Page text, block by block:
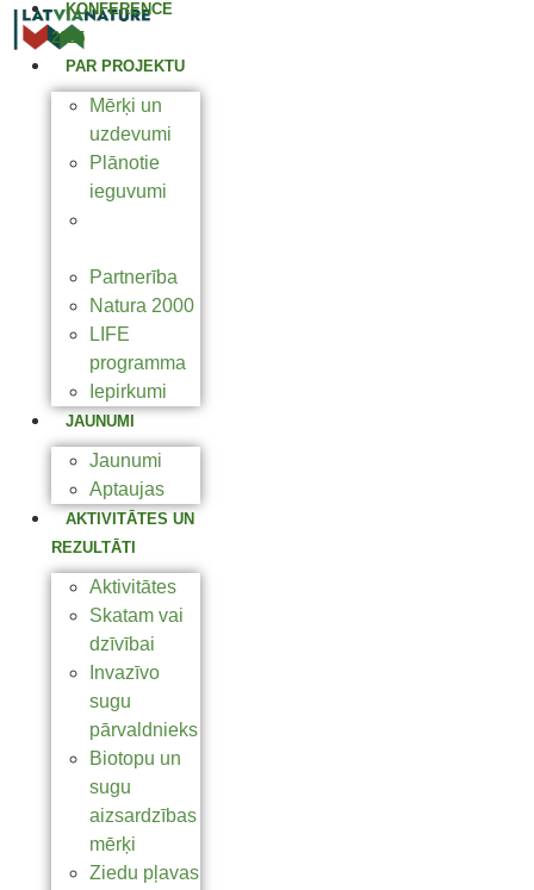
KONFERENCE
2025
PAR PROJEKTU
Mērķi un
uzdevumi
Plānotie
ieguvumi
Partnerība
Natura 2000
LIFE
programma
Iepirkumi
JAUNUMI
Jaunumi
Aptaujas
AKTIVITĀTES UN
REZULTĀTI
Aktivitātes
Skatam vai
dzīvībai
Invazīvo
sugu
pārvaldnieks
Biotopu un
sugu
aizsardzības
mērķi
Ziedu pļavas